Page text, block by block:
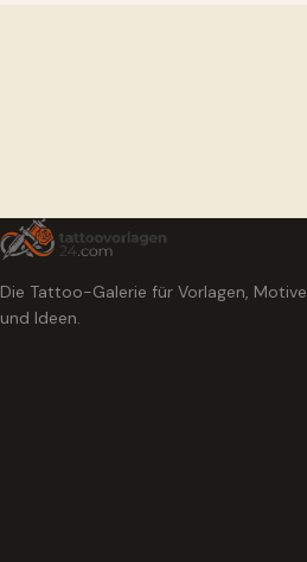
Die Tattoo-Galerie für Vorlagen, Motive
und Ideen.